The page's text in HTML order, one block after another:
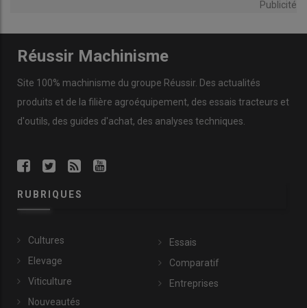
Les associés du Gaec du Mesnilge apprécient le groupe de
© Anthony Gohin
nutritiveest élevée, moins nous achetons d’aliments
concentrés », précise Patrice Clérault. «
De surcroît, comme la combinaison triple est bien équilibrée,
motrices, ce qui évite d’arracher le tapis végétal lors des
manœuvres, apprécie Anthony Gohin, le salarié en charge de la
fauche.Nous roulons à 15-16 km/h en moyenne et coupons
Publicité
Réussir Machinisme
Site 100% machinisme du groupe Réussir. Des actualités
produits et de la filière agroéquipement, des essais tracteurs et
d'outils, des guides d'achat, des analyses techniques.
RUBRIQUES
Cultures
Elevage
Viticulture
Nouveautés
Essais
Comparatif
Entreprises